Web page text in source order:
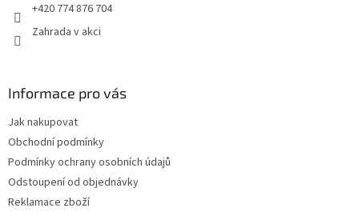
+420 774 876 704
Zahrada v akci
Informace pro vás
Jak nakupovat
Obchodní podmínky
Podmínky ochrany osobních údajů
Odstoupení od objednávky
Reklamace zboží